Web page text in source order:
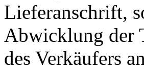
Lieferanschrift,
Abwicklung der
des Verkäufers